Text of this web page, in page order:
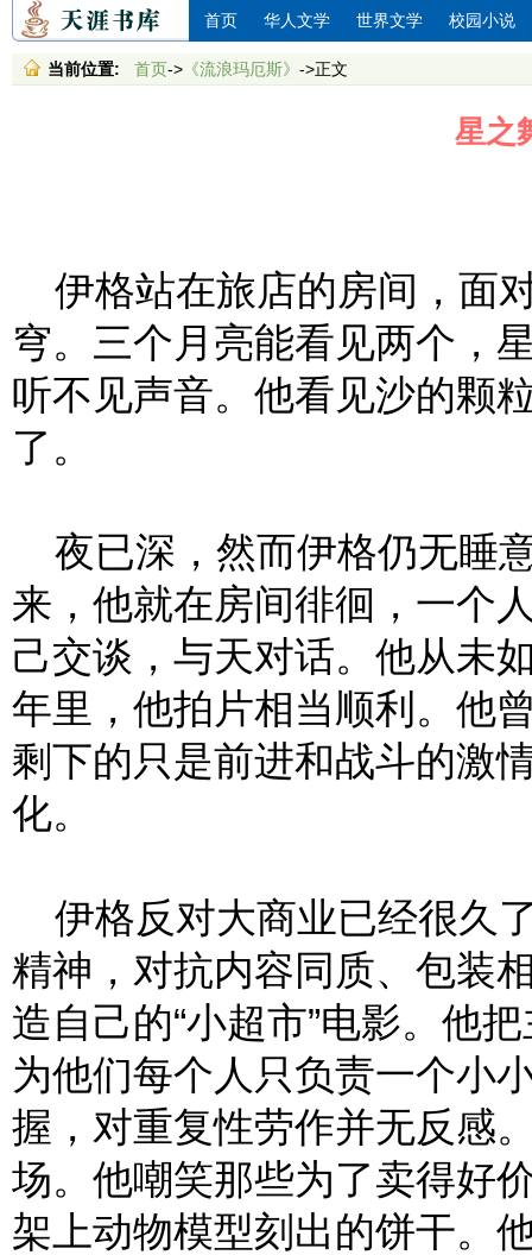
首页 华人文学 世界文学 校园小说
当前位置: 首页-> 《流浪玛厄斯》 ->正文
星之
伊格站在旅店的房间，面
穹。三个月亮能看见两个，
听不见声音。他看见沙的颗
了。
夜已深，然而伊格仍无睡
来，他就在房间徘徊，一个
己交谈，与天对话。他从未
年里，他拍片相当顺利。他
剩下的只是前进和战斗的激
化。
伊格反对大商业已经很久
精神，对抗内容同质、包装
造自己的“小超市”电影。他
为他们每个人只负责一个小
握，对重复性劳作并无反感
场。他嘲笑那些为了卖得好
架上动物模型刻出的饼干。